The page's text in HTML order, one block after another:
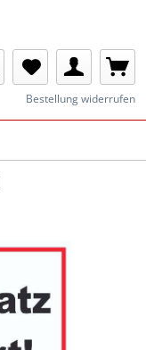
Bestellung widerrufen